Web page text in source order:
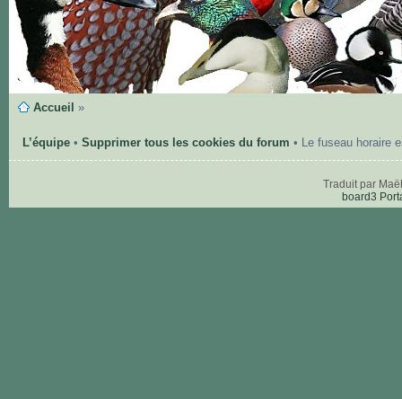
Accueil »
L’équipe• Supprimer tous les cookies du forum • Le fuseau horaire
Traduit par
board3